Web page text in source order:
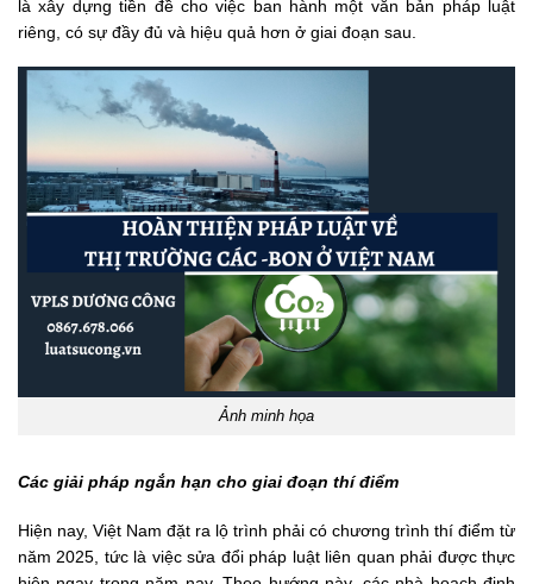
là xây dựng tiền đề cho việc ban hành một văn bản pháp luật
riêng, có sự đầy đủ và hiệu quả hơn ở giai đoạn sau.
Ảnh minh họa
Các giải pháp ngắn hạn cho giai đoạn thí điểm
Hiện nay, Việt Nam đặt ra lộ trình phải có chương trình thí điểm từ
năm 2025, tức là việc sửa đổi pháp luật liên quan phải được thực